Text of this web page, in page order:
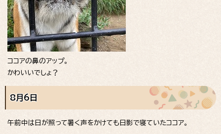
ココアの鼻のアップ。
かわいいでしょ？
8月6日
午前中は日が照って暑く声をかけても日影で寝ていたココア。